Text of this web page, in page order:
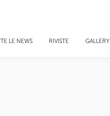
LE NEWS RIVISTE GALLERY